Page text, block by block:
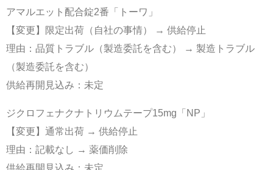
アマルエット配合錠2番「トーワ」
【変更】限定出荷（自社の事情） → 供給停止
理由：品質トラブル（製造委託を含む） → 製造トラブル
（製造委託を含む）
供給再開見込み：未定
ジクロフェナクナトリウムテープ15mg「NP」
【変更】通常出荷 → 供給停止
理由：記載なし → 薬価削除